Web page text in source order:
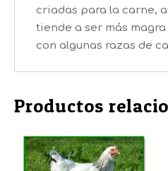
criadas para la carne,
tiende a ser más
con algunas razas de
Productos